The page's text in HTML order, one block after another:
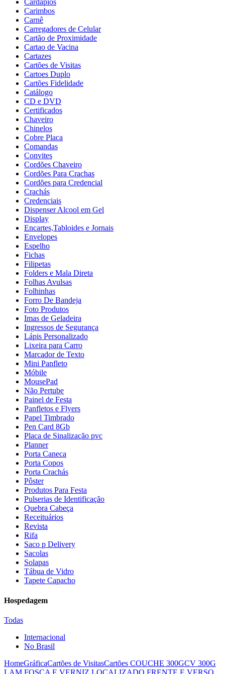
Cardápios
Carimbos
Carnê
Carregadores de Celular
Cartão de Proximidade
Cartao de Vacina
Cartazes
Cartões de Visitas
Cartoes Duplo
Cartões Fidelidade
Catálogo
CD e DVD
Certificados
Chaveiro
Chinelos
Cobre Placa
Comandas
Convites
Cordões Chaveiro
Cordões Para Crachas
Cordões para Credencial
Crachás
Credenciais
Dispenser Alcool em Gel
Display
Encartes,Tabloides e Jornais
Envelopes
Espelho
Fichas
Filipetas
Folders e Mala Direta
Folhas Avulsas
Folhinhas
Forro De Bandeja
Foto Produtos
Imas de Geladeira
Ingressos de Segurança
Lápis Personalizado
Lixeira para Carro
Marcador de Texto
Mini Panfleto
Móbile
MousePad
Não Pertube
Painel de Festa
Panfletos e Flyers
Papel Timbrado
Pen Card 8Gb
Placa de Sinalização pvc
Planner
Porta Caneca
Porta Copos
Porta Crachás
Pôster
Produtos Para Festa
Pulserias de Identificação
Quebra Cabeça
Receituários
Revista
Rifa
Saco p Delivery
Sacolas
Solapas
Tábua de Vidro
Tapete Capacho
Hospedagem
Todas
Internacional
No Brasil
HomeGráficaCartões de VisitasCartões COUCHE 300GCV 300G
LAM FOSCA E VERNIZ LOCALIZADO FRENTE E VERSO